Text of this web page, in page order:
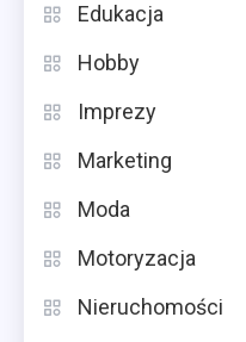
Edukacja
Hobby
Imprezy
Marketing
Moda
Motoryzacja
Nieruchomości